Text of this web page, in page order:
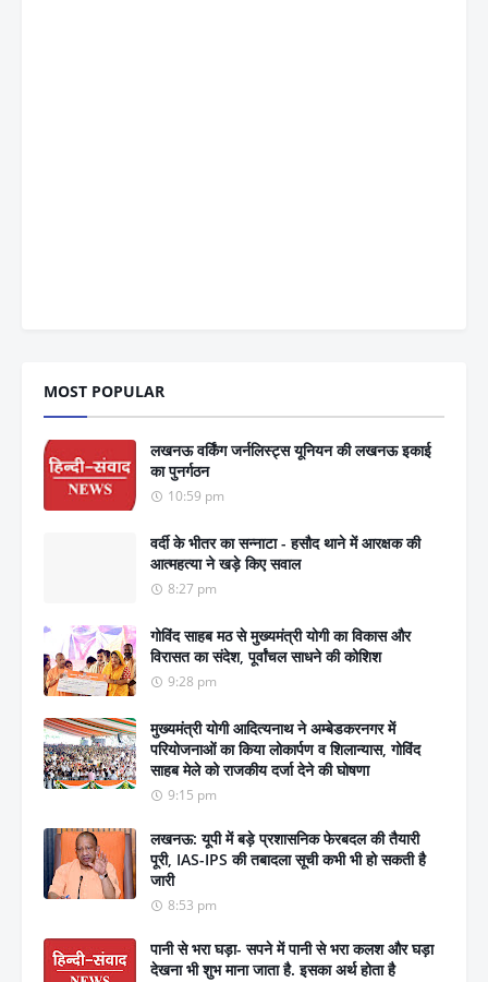
MOST POPULAR
लखनऊ वर्किंग जर्नलिस्ट्स यूनियन की लखनऊ इकाई
का पुनर्गठन
10:59 pm
वर्दी के भीतर का सन्नाटा - हसौद थाने में आरक्षक की
आत्महत्या ने खड़े किए सवाल
8:27 pm
गोविंद साहब मठ से मुख्यमंत्री योगी का विकास और
विरासत का संदेश, पूर्वांचल साधने की कोशिश
9:28 pm
मुख्यमंत्री योगी आदित्यनाथ ने अम्बेडकरनगर में
परियोजनाओं का किया लोकार्पण व शिलान्यास, गोविंद
साहब मेले को राजकीय दर्जा देने की घोषणा
9:15 pm
लखनऊ: यूपी में बड़े प्रशासनिक फेरबदल की तैयारी
पूरी, IAS-IPS की तबादला सूची कभी भी हो सकती है
जारी
8:53 pm
पानी से भरा घड़ा- सपने में पानी से भरा कलश और घड़ा
देखना भी शुभ माना जाता है. इसका अर्थ होता है